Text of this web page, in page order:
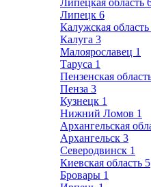
Липецкая область
Липецк 6
Калужская область
Калуга 3
Малоярославец 1
Таруса 1
Пензенская
Пенза 3
Кузнецк 1
Нижний Ломов 1
Архангельская
Архангельск 3
Северодвинск 1
Киевская область 5
Бровары 1